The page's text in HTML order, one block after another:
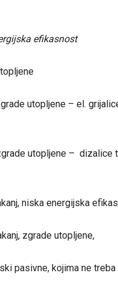
efikasnost
utopljene – el.
utopljene – dizalice
niska energijska
zgrade utopljene,
pasivne, kojima ne